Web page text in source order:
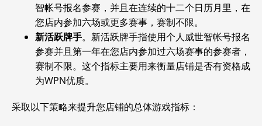
智帐号报名参赛，并且在连续的十二个日历月里，在
您店内参加六场或更多赛事，赛制不限。
新活跃牌手。新活跃牌手指使用个人威世智帐号报名
参赛并且第一年在您店内参加过六场赛事的参赛者，
赛制不限。这个指标主要用来衡量店铺是否有资格成
为WPN优质。
采取以下策略来提升您店铺的总体游戏指标：